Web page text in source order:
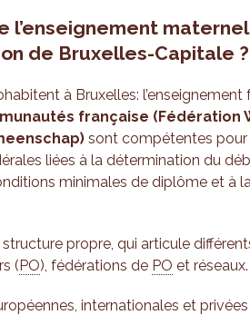
l’enseignement
de Bruxelles-Capitale ?
à Bruxelles:
française (Fédération
sont compétentes pour
liées à la détermination du
minimales de diplôme et à
propre, qui articule
(PO), fédérations de PO et réseaux.
internationales et